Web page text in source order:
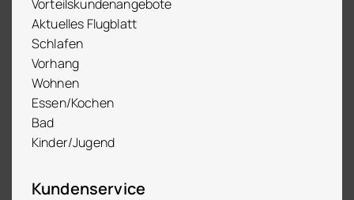
Vorteilskundenangebote
Aktuelles Flugblatt
Schlafen
Vorhang
Wohnen
Essen/Kochen
Bad
Kinder/Jugend
Kundenservice